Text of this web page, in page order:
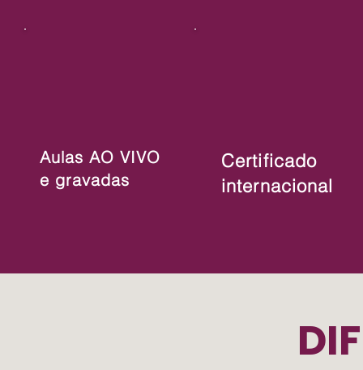
Aulas AO VIVO
e gravadas
Certificado
internacional